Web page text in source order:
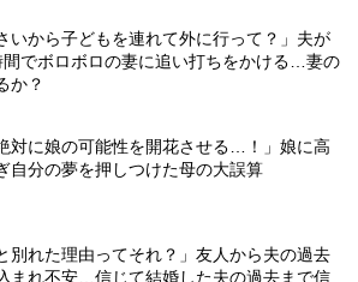
いから子どもを連れて外に行って？」夫が
間でボロボロの妻に追い打ちをかける…妻の
か？
対に娘の可能性を開花させる…！」娘に高
自分の夢を押しつけた母の大誤算
別れた理由ってそれ？」友人から夫の過去
まれ不安…信じて結婚した夫の過去まで信